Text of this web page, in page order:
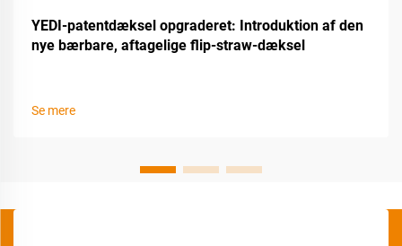
YEDI-patentdæksel opgraderet: Introduktion af den
nye bærbare, aftagelige flip-straw-dæksel
Se mere